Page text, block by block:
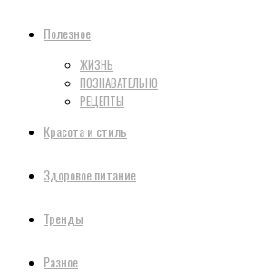
Полезное
ЖИЗНЬ
ПОЗНАВАТЕЛЬНО
РЕЦЕПТЫ
Красота и стиль
Здоровое питание
Тренды
Разное